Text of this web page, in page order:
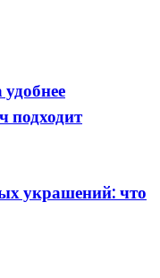
подходит
украшений: что